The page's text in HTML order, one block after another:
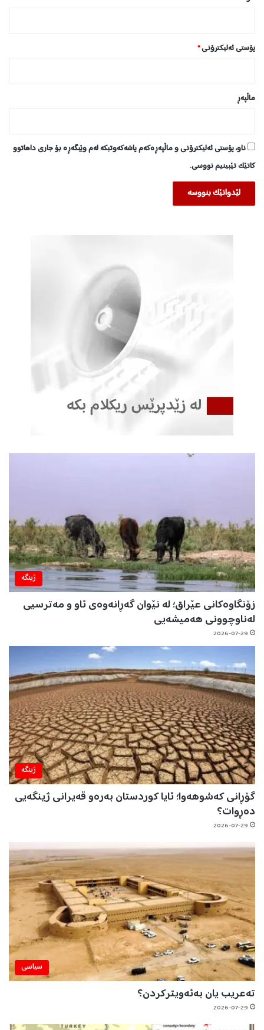
ا
پۆستی ئەلیکترۆنی*
ماڵپه‌ڕ
ناو، پۆستی ئەلیکترۆنی و ماڵپەڕەکەم پاشەکەوتبکە لەم وێبگەڕە بۆ جاری داهاتوو
کاتێک تێبینیم نووسی.
ژینگه‌
زۆنگاوەکانی عێراق؛ لە نێوان گەڕانەوەی ئاو و مەترسیی
لەناوچوونی هەمیشەیی
2026-07-29
ژینگه‌
گۆڕانی کەشوهەوا؛ ئایا کوردستان بەرەو قەیرانی ژینگەیی
دەڕوات؟
2026-07-29
سیاسی
تەعریب یان بەئەویترکردن؟
2026-07-29